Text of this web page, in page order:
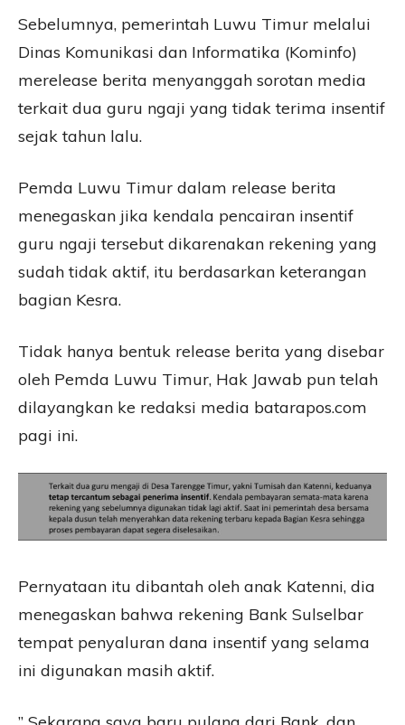
Sebelumnya, pemerintah Luwu Timur melalui
Dinas Komunikasi dan Informatika (Kominfo)
merelease berita menyanggah sorotan media
terkait dua guru ngaji yang tidak terima insentif
sejak tahun lalu.
Pemda Luwu Timur dalam release berita
menegaskan jika kendala pencairan insentif
guru ngaji tersebut dikarenakan rekening yang
sudah tidak aktif, itu berdasarkan keterangan
bagian Kesra.
Tidak hanya bentuk release berita yang disebar
oleh Pemda Luwu Timur, Hak Jawab pun telah
dilayangkan ke redaksi media batarapos.com
pagi ini.
Pernyataan itu dibantah oleh anak Katenni, dia
menegaskan bahwa rekening Bank Sulselbar
tempat penyaluran dana insentif yang selama
ini digunakan masih aktif.